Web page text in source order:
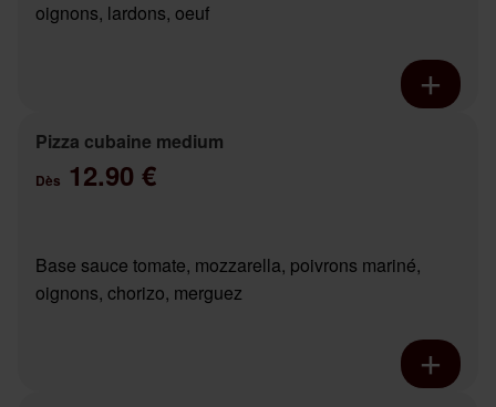
oignons, lardons, oeuf
Pizza cubaine medium
Dès 12.90 €
Base sauce tomate, mozzarella, poivrons mariné,
oignons, chorizo, merguez